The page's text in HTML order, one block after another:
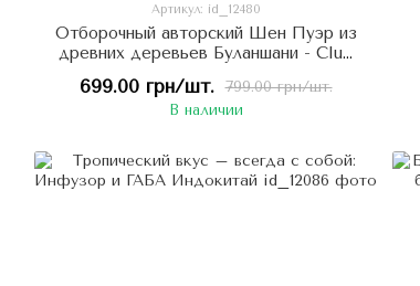
Артикул: id_12480
Отборочный авторский Шен Пуэр из
древних деревьев Буланшани - Club
№2 200г, Китай799.00 грн/шт.
699.00 грн/шт.
В наличии